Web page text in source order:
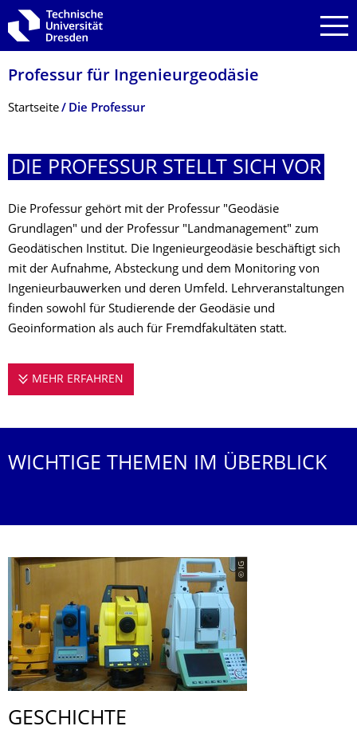
Zur Hauptnavigation springen
Zur Suche springen
Zum Inhalt springen
Professur für Ingenieurgeodäsie
Breadcrumb-Menü
Startseite Die Professur
DIE PROFESSUR STELLT SICH VOR
Die Professur gehört mit der Professur "Geodäsie
Grundlagen" und der Professur "Landmanagement" zum
Geodätischen Institut. Die Ingenieurgeodäsie beschäftigt sich
mit der Aufnahme, Absteckung und dem Monitoring von
Ingenieurbauwerken und deren Umfeld. Lehrveranstaltungen
finden sowohl für Studierende der Geodäsie und
Geoinformation als auch für Fremdfakultäten statt.
MEHR ERFAHREN
WICHTIGE THEMEN IM ÜBERBLICK
© IG
GESCHICHTE